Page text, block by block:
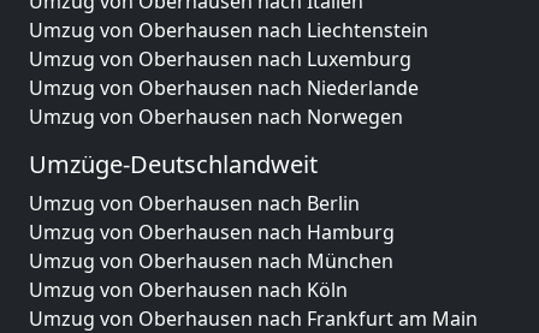
Umzug von Oberhausen nach Liechtenstein
Umzug von Oberhausen nach Luxemburg
Umzug von Oberhausen nach Niederlande
Umzug von Oberhausen nach Norwegen
Umzüge-Deutschlandweit
Umzug von Oberhausen nach Berlin
Umzug von Oberhausen nach Hamburg
Umzug von Oberhausen nach München
Umzug von Oberhausen nach Köln
Umzug von Oberhausen nach Frankfurt am Main